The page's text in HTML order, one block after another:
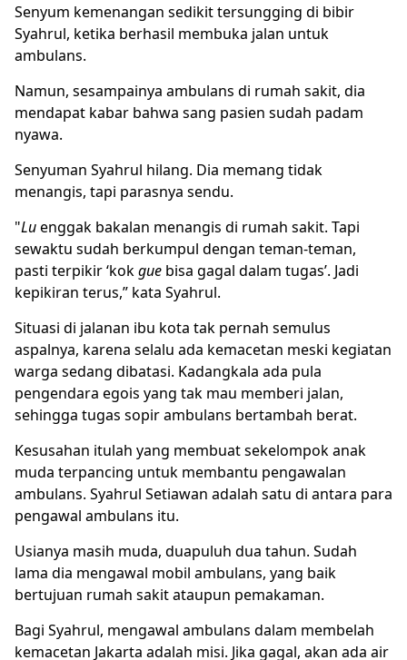
Senyum kemenangan sedikit tersungging di bibir
Syahrul, ketika berhasil membuka jalan untuk
ambulans.
Namun, sesampainya ambulans di rumah sakit, dia
mendapat kabar bahwa sang pasien sudah padam
nyawa.
Senyuman Syahrul hilang. Dia memang tidak
menangis, tapi parasnya sendu.
"Luenggak bakalan menangis di rumah sakit. Tapi
sewaktu sudah berkumpul dengan teman-teman,
pasti terpikir ‘kokgue bisa gagal dalam tugas’. Jadi
kepikiran terus,” kata Syahrul.
Situasi di jalanan ibu kota tak pernah semulus
aspalnya, karena selalu ada kemacetan meski kegiatan
warga sedang dibatasi. Kadangkala ada pula
pengendara egois yang tak mau memberi jalan,
sehingga tugas sopir ambulans bertambah berat.
Kesusahan itulah yang membuat sekelompok anak
muda terpancing untuk membantu pengawalan
ambulans. Syahrul Setiawan adalah satu di antara para
pengawal ambulans itu.
Usianya masih muda, duapuluh dua tahun. Sudah
lama dia mengawal mobil ambulans, yang baik
bertujuan rumah sakit ataupun pemakaman.
Bagi Syahrul, mengawal ambulans dalam membelah
kemacetan Jakarta adalah misi. Jika gagal, akan ada air